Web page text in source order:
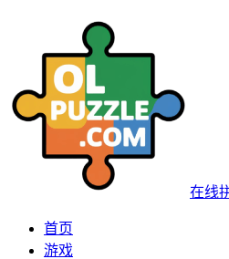
在线
首页
游戏